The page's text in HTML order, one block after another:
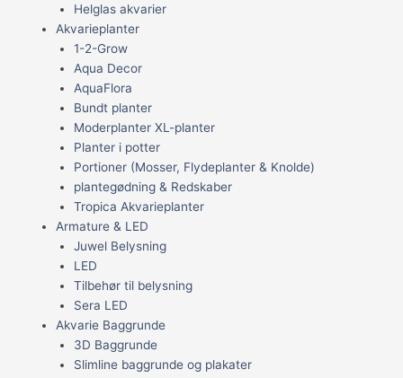
Helglas akvarier
Akvarieplanter
1-2-Grow
Aqua Decor
AquaFlora
Bundt planter
Moderplanter XL-planter
Planter i potter
Portioner (Mosser, Flydeplanter & Knolde)
plantegødning & Redskaber
Tropica Akvarieplanter
Armature & LED
Juwel Belysning
LED
Tilbehør til belysning
Sera LED
Akvarie Baggrunde
3D Baggrunde
Slimline baggrunde og plakater